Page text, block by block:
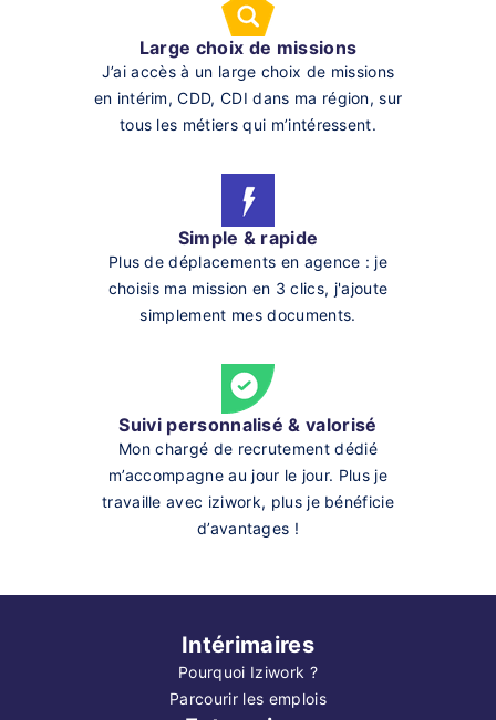
Large choix de missions
J’ai accès à un large choix de missions
en intérim, CDD, CDI dans ma région, sur
tous les métiers qui m’intéressent.
Simple & rapide
Plus de déplacements en agence : je
choisis ma mission en 3 clics, j'ajoute
simplement mes documents.
Suivi personnalisé & valorisé
Mon chargé de recrutement dédié
m’accompagne au jour le jour. Plus je
travaille avec iziwork, plus je bénéficie
d’avantages !
Intérimaires
Pourquoi Iziwork ?
Parcourir les emplois